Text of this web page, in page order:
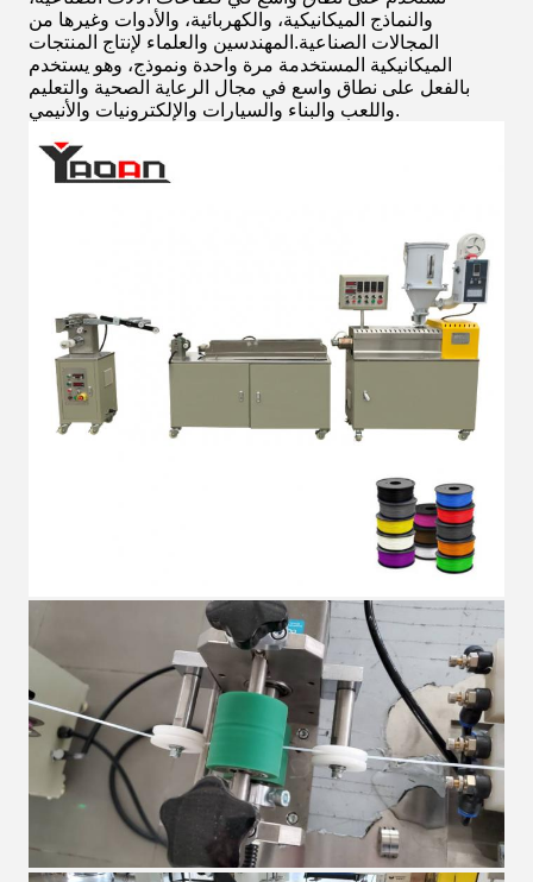
والنماذج الميكانيكية، والكهربائية، والأدوات وغيرها من
المجالات الصناعية.المهندسين والعلماء لإنتاج المنتجات
الميكانيكية المستخدمة مرة واحدة ونموذج، وهو يستخدم
بالفعل على نطاق واسع في مجال الرعاية الصحية والتعليم
واللعب والبناء والسيارات والإلكترونيات والأنيمي.